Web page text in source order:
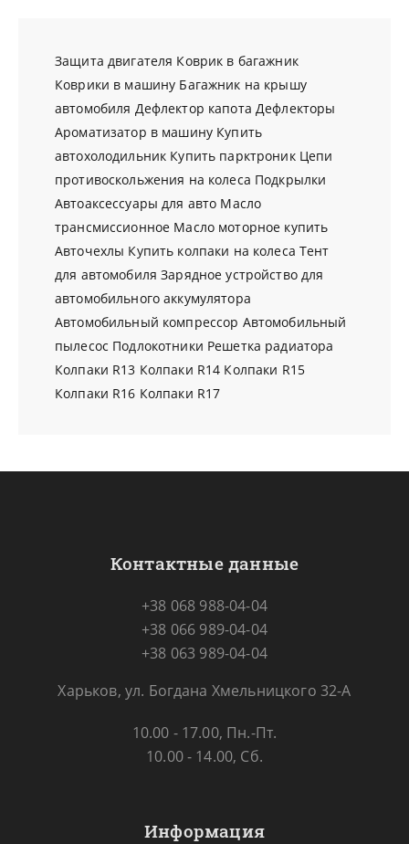
Защита двигателя Коврик в багажник
Коврики в машину Багажник на крышу
автомобиля Дефлектор капота Дефлекторы
Ароматизатор в машину Купить
автохолодильник Купить парктроник Цепи
противоскольжения на колеса Подкрылки
Автоаксессуары для авто Масло
трансмиссионное Масло моторное купить
Авточехлы Купить колпаки на колеса Тент
для автомобиля Зарядное устройство для
автомобильного аккумулятора
Автомобильный компрессор Автомобильный
пылесос Подлокотники Решетка радиатора
Колпаки R13 Колпаки R14 Колпаки R15
Колпаки R16 Колпаки R17
Контактные данные
+38 068 988-04-04
+38 066 989-04-04
+38 063 989-04-04
Харьков, ул. Богдана Хмельницкого 32-А
10.00 - 17.00, Пн.-Пт.
10.00 - 14.00, Сб.
Информация